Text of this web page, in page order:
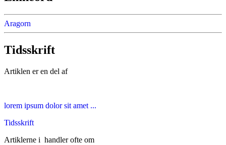
Aragorn
Tidsskrift
Artiklen er en del af
lorem ipsum dolor sit amet ...
Tidsskrift
Artiklerne i handler ofte om